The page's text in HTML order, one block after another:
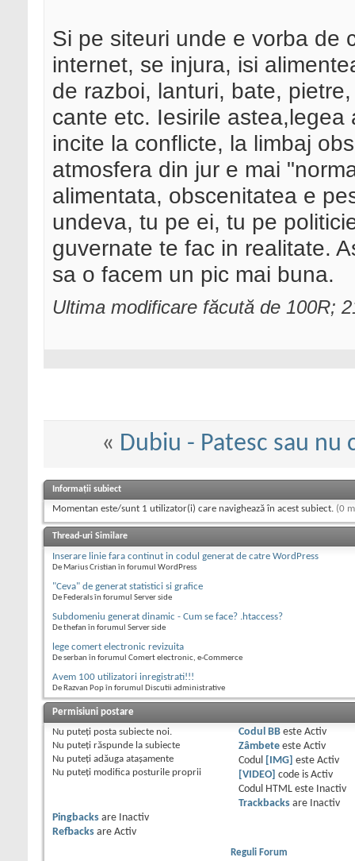
Si pe siteuri unde e vorba de
internet, se injura, isi
de razboi, lanturi, bate,
cante etc. Iesirile
incite la conflicte, la limbaj
atmosfera din jur e mai
alimentata, obscenitatea e
undeva, tu pe ei, tu pe
guvernate te fac in realitate.
sa o facem un pic mai buna.
Ultima modificare făcută de 100R;
« Dubiu - Patesc sau nu
Informații subiect
Momentan este/sunt 1 utilizator(i) care navighează în acest subiect. (0
Thread-uri Similare
Inserare linie fara continut in codul generat de catre WordPress
De Marius Cristian în forumul WordPress
"Ceva" de generat statistici si grafice
De Federals în forumul Server side
Subdomeniu generat dinamic - Cum se face? .htaccess?
De thefan în forumul Server side
lege comert electronic revizuita
De serban în forumul Comert electronic, e-Commerce
Avem 100 utilizatori inregistrati!!!
De Razvan Pop în forumul Discutii administrative
Permisiuni postare
Nu puteţi posta subiecte noi.
Nu puteţi răspunde la subiecte
Nu puteţi adăuga ataşamente
Nu puteţi modifica posturile proprii
Codul BBeste Activ
Zâmbeteeste Activ
Codul
[IMG] este Activ
[VIDEO] code is Activ
Codul HTML este
Inactiv
Trackbacksare
Inactiv
Pingbacks are
Inactiv
Refbacks are Activ
Reguli Forum